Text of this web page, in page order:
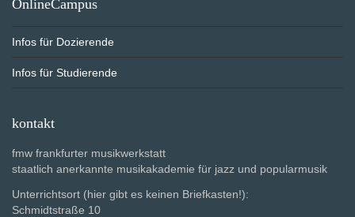
OnlineCampus
Infos für Dozierende
Infos für Studierende
kontakt
fmw frankfurter musikwerkstatt
staatlich anerkannte musikakademie für jazz und popularmusik
Unterrichtsort (hier gibt es keinen Briefkasten!):
Schmidtstraße 10